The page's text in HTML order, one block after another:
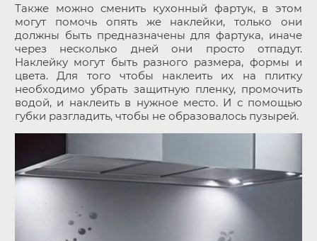
Также можно сменить кухонный фартук, в этом
могут помочь опять же наклейки, только они
должны быть предназначены для фартука, иначе
через несколько дней они просто отпадут.
Наклейку могут быть разного размера, формы и
цвета. Для того чтобы наклеить их на плитку
необходимо убрать защитную пленку, промочить
водой, и наклеить в нужное место. И с помощью
губки разгладить, чтобы не образовалось пузырей.